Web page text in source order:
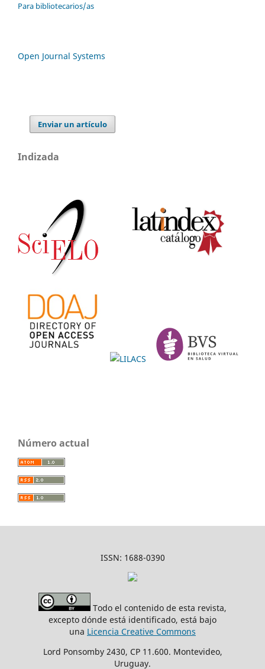
Para bibliotecarios/as
Open Journal Systems
Enviar un artículo
Indizada
Número actual
ISSN: 1688-0390
Todo el contenido de esta revista,
excepto dónde está identificado, está bajo
una Licencia Creative Commons
Lord Ponsomby 2430, CP 11.600. Montevideo,
Uruguay.